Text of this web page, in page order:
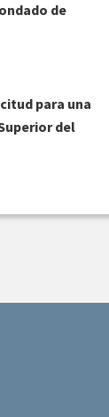
de
para una
del